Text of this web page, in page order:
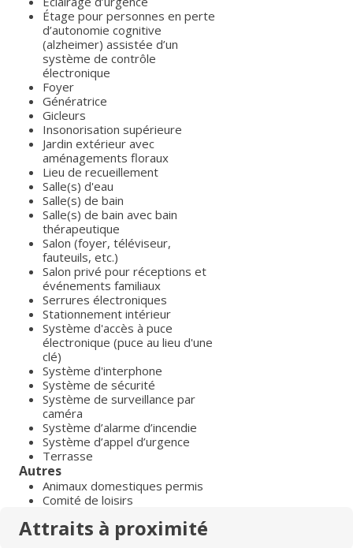
Étage pour personnes en perte
d’autonomie cognitive
(alzheimer) assistée d’un
système de contrôle
électronique
Foyer
Génératrice
Gicleurs
Insonorisation supérieure
Jardin extérieur avec
aménagements floraux
Lieu de recueillement
Salle(s) d'eau
Salle(s) de bain
Salle(s) de bain avec bain
thérapeutique
Salon (foyer, téléviseur,
fauteuils, etc.)
Salon privé pour réceptions et
événements familiaux
Serrures électroniques
Stationnement intérieur
Système d'accès à puce
électronique (puce au lieu d'une
clé)
Système d'interphone
Système de sécurité
Système de surveillance par
caméra
Système d’alarme d’incendie
Système d’appel d’urgence
Terrasse
Autres
Animaux domestiques permis
Comité de loisirs
Attraits à proximité